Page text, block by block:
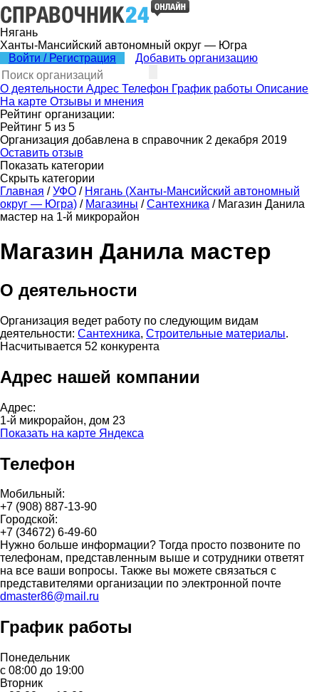
Нягань
Ханты-Мансийский автономный округ — Югра
Войти / Регистрация
Добавить организацию
О деятельности Адрес Телефон График работы Описание
На карте Отзывы и мнения
Рейтинг организации:
Рейтинг 5 из 5
Организация добавлена в справочник 2 декабря 2019
Оставить отзыв
Показать категории
Скрыть категории
Главная / УФО / Нягань (Ханты-Мансийский автономный
округ — Югра) / Магазины / Сантехника / Магазин Данила
мастер на 1-й микрорайон
Магазин Данила мастер
О деятельности
Организация ведет работу по следующим видам
деятельности: Сантехника, Строительные материалы.
Насчитывается 52 конкурента
Адрес нашей компании
Адрес:
1-й микрорайон, дом 23
Показать на карте Яндекса
Телефон
Мобильный:
+7 (908) 887-13-90
Городской:
+7 (34672) 6-49-60
Нужно больше информации? Тогда просто позвоните по
телефонам, представленным выше и сотрудники ответят
на все ваши вопросы. Также вы можете связаться с
представителями организации по электронной почте
dmaster86@mail.ru
График работы
Понедельник
с 08:00 до 19:00
Вторник